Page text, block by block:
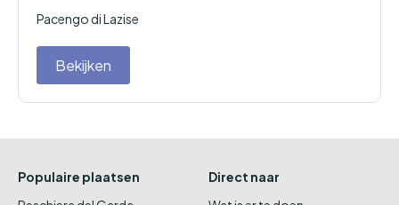
Pacengo di Lazise
Bekijken
Populaire plaatsen
Direct naar